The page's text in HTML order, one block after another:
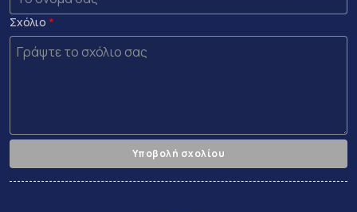
Σχόλιο
Υποβολή σχολίου